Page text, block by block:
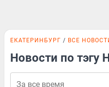
ЕКАТЕРИНБУРГ ВСЕ
Новости по тэгу